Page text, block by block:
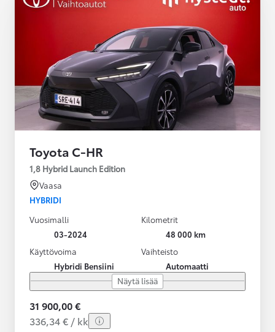
Toyota C-HR
1,8 Hybrid Launch Edition
Vaasa
HYBRIDI
Vuosimalli
03-2024
Kilometrit
48 000 km
Käyttövoima
Hybridi Bensiini
Vaihteisto
Automaatti
Näytä lisää
31 900,00 €
336,34 € / kk